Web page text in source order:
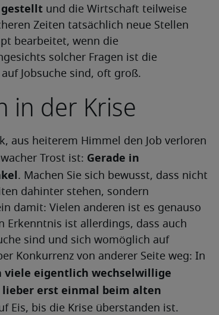
und die Wirtschaft teilweise
Zeiten tatsächlich neue Stellen
bearbeitet, wenn die
solcher Fragen ist die
Jobsuche sind, oft groß.
in der Krise
aus heiterem Himmel den Job verloren
Trost ist: Gerade in
. Machen Sie sich bewusst, dass nicht
dahinter stehen, sondern
damit: Vielen anderen ist es genauso
Erkenntnis ist allerdings, dass auch
sind und sich womöglich auf
Konkurrenz von anderer Seite weg: In
viele eigentlich wechselwillige
erst einmal beim alten
Eis, bis die Krise überstanden ist.